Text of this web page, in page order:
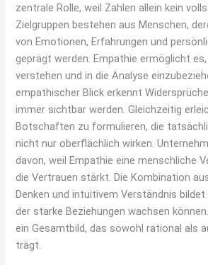
zentrale Rolle, weil Zahlen allein kein
Zielgruppen bestehen aus Menschen,
von Emotionen, Erfahrungen und
geprägt werden. Empathie ermöglicht
verstehen und in die Analyse
empathischer Blick erkennt
immer sichtbar werden. Gleichzeitig
Botschaften zu formulieren, die
nicht nur oberflächlich wirken.
davon, weil Empathie eine menschliche
die Vertrauen stärkt. Die Kombination
Denken und intuitivem Verständnis bildet
der starke Beziehungen wachsen
ein Gesamtbild, das sowohl rational als
trägt.